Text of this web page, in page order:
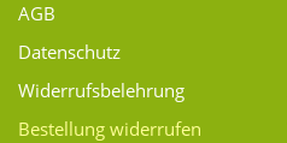
AGB
Datenschutz
Widerrufsbelehrung
Bestellung widerrufen